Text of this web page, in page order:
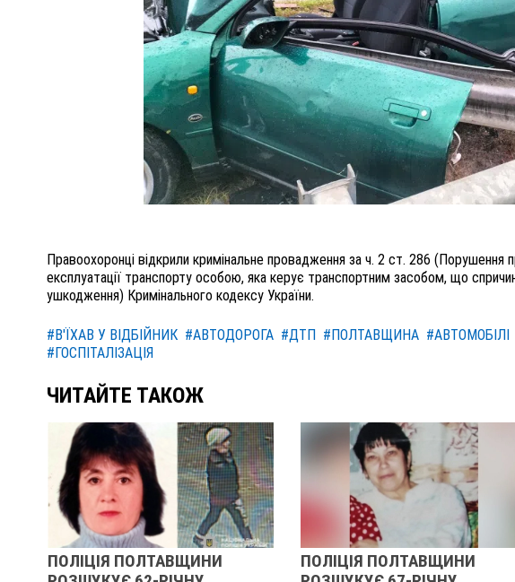
Правоохоронці відкрили кримінальне провадження за ч. 2 ст. 286 (Порушення
експлуатації транспорту особою, яка керує транспортним засобом, що
ушкодження) Кримінального кодексу України.
#В'ЇХАВ У ВІДБІЙНИК #АВТОДОРОГА #ДТП #ПОЛТАВЩИНА #АВТОМОБІЛІ
#ГОСПІТАЛІЗАЦІЯ
ЧИТАЙТЕ ТАКОЖ
ПОЛТАВЩИНИ
ПОЛІЦІЯ ПОЛТАВЩИНИ
У